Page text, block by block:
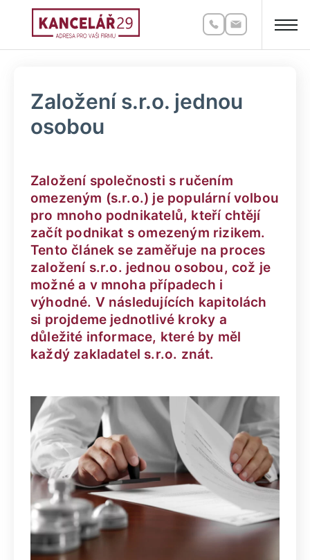
Založení s.r.o. jednou
osobou
Založení společnosti s ručením
omezeným (s.r.o.) je populární volbou
pro mnoho podnikatelů, kteří chtějí
začít podnikat s omezeným rizikem.
Tento článek se zaměřuje na proces
založení s.r.o. jednou osobou, což je
možné a v mnoha případech i
výhodné. V následujících kapitolách
si projdeme jednotlivé kroky a
důležité informace, které by měl
každý zakladatel s.r.o. znát.